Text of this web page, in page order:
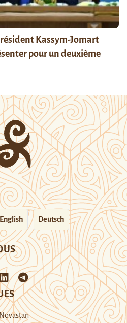
Kassym-Jomart
pour un deuxième
English Deutsch